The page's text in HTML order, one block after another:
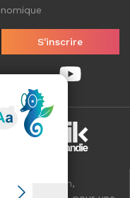
au quotidien,